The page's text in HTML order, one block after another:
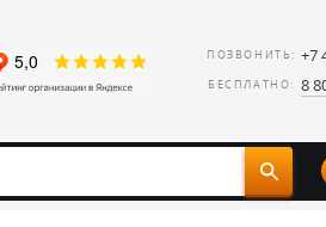
ПОЗВОНИТЬ: +7
БЕСПЛАТНО: 8